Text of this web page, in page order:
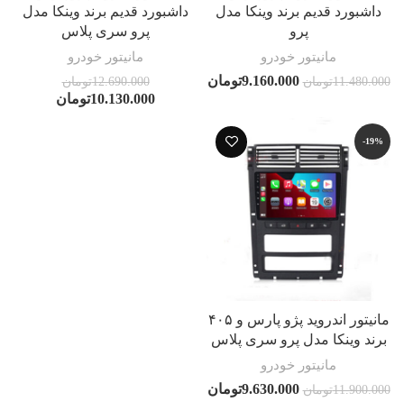
داشبورد قدیم برند وینکا مدل
پرو
مانیتور خودرو
11.480.000تومان 9.160.000تومان
داشبورد قدیم برند وینکا مدل
پرو سری پلاس
مانیتور خودرو
12.690.000تومان
10.130.000تومان
-19%
مانیتور اندروید پژو پارس و ۴۰۵
برند وینکا مدل پرو سری پلاس
مانیتور خودرو
11.900.000تومان 9.630.000تومان